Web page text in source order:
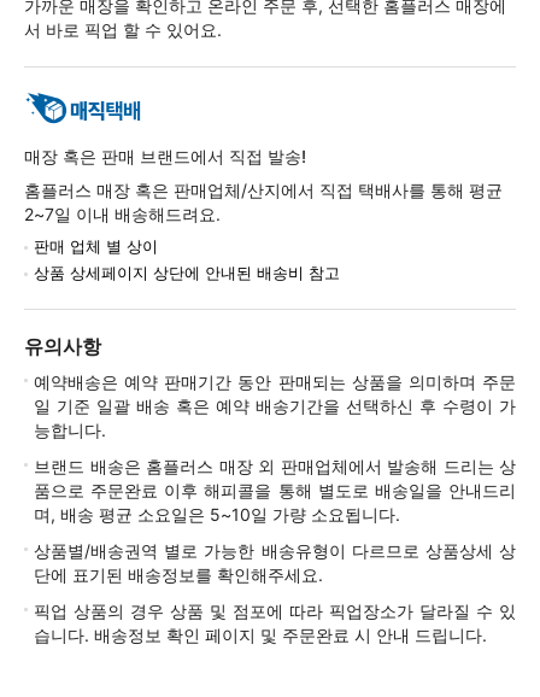
가까운 매장을 확인하고 온라인 주문 후, 선택한 홈플러스 매장에
서 바로 픽업 할 수 있어요.
매장 혹은 판매 브랜드에서 직접 발송!
홈플러스 매장 혹은 판매업체/산지에서 직접 택배사를 통해 평균
2~7일 이내 배송해드려요.
판매 업체 별 상이
상품 상세페이지 상단에 안내된 배송비 참고
유의사항
예약배송은 예약 판매기간 동안 판매되는 상품을 의미하며 주문
일 기준 일괄 배송 혹은 예약 배송기간을 선택하신 후 수령이 가
능합니다.
브랜드 배송은 홈플러스 매장 외 판매업체에서 발송해 드리는 상
품으로 주문완료 이후 해피콜을 통해 별도로 배송일을 안내드리
며, 배송 평균 소요일은 5~10일 가량 소요됩니다.
상품별/배송권역 별로 가능한 배송유형이 다르므로 상품상세 상
단에 표기된 배송정보를 확인해주세요.
픽업 상품의 경우 상품 및 점포에 따라 픽업장소가 달라질 수 있
습니다. 배송정보 확인 페이지 및 주문완료 시 안내 드립니다.